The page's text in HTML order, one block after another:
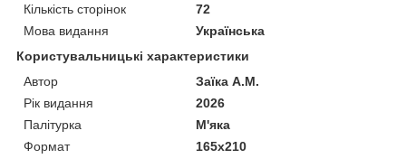
Кількість сторінок
72
Мова видання
Українська
Користувальницькі характеристики
Автор
Заїка А.М.
Рік видання
2026
Палітурка
М'яка
Формат
165х210